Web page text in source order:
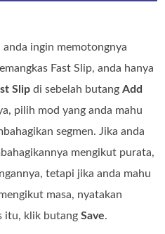
ingin memotongnya
Fast Slip, anda hanya
Slip di sebelah butangAdd
pilih mod yang anda mahu
segmen. Jika anda
mengikut purata,
tetapi jika anda mahu
masa, nyatakan
itu, klik butangSave.